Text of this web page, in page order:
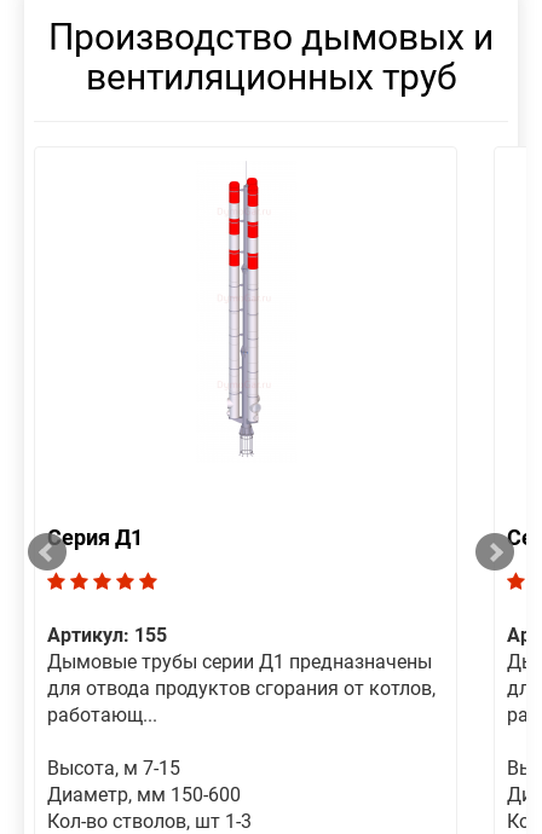
Производство дымовых и
вентиляционных труб
Серия Д1
Артикул: 155
Дымовые трубы серии Д1 предназначены
для отвода продуктов сгорания от котлов,
работающ...
Высота, м 7-15
Диаметр, мм 150-600
Кол-во стволов, шт 1-3